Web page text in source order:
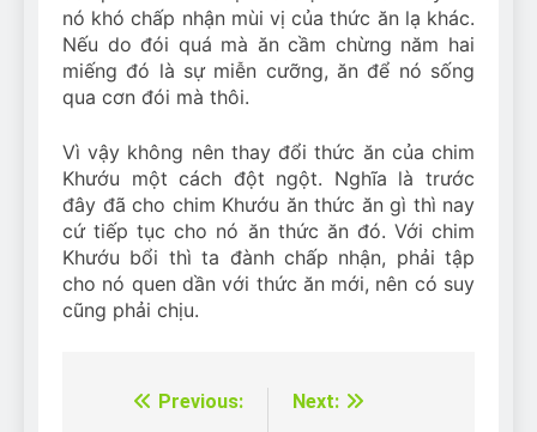
nó khó chấp nhận mùi vị của thức ăn lạ khác.
Nếu do đói quá mà ăn cầm chừng năm hai
miếng đó là sự miễn cưỡng, ăn để nó sống
qua cơn đói mà thôi.
Vì vậy không nên thay đổi thức ăn của chim
Khướu một cách đột ngột. Nghĩa là trước
đây đã cho chim Khướu ăn thức ăn gì thì nay
cứ tiếp tục cho nó ăn thức ăn đó. Với chim
Khướu bổi thì ta đành chấp nhận, phải tập
cho nó quen dần với thức ăn mới, nên có suy
cũng phải chịu.
Điều Previous: Next: